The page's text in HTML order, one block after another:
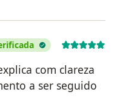
com clareza
a ser seguido